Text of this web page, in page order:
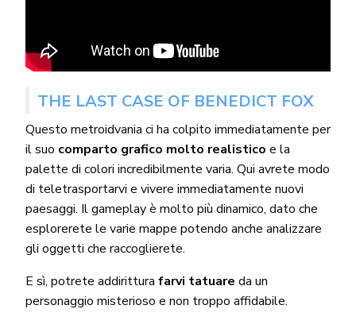
THE LAST CASE OF BENEDICT FOX
Questo metroidvania ci ha colpito immediatamente per
il suo comparto grafico molto realistico e la
palette di colori incredibilmente varia. Qui avrete modo
di teletrasportarvi e vivere immediatamente nuovi
paesaggi. Il gameplay è molto più dinamico, dato che
esplorerete le varie mappe potendo anche analizzare
gli oggetti che raccoglierete.
E sì, potrete addiritturafarvi tatuare da un
personaggio misterioso e non troppo affidabile.